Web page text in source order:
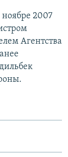
ноябре 2007
Агентства